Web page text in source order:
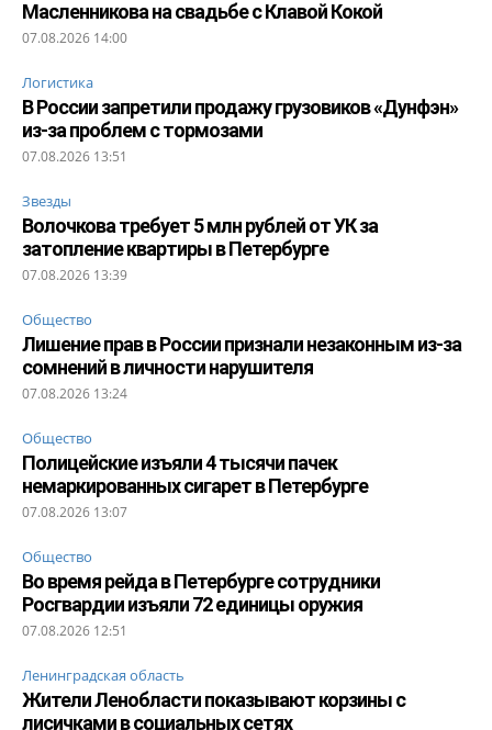
Масленникова на свадьбе с Клавой Кокой
07.08.2026 14:00
Логистика
В России запретили продажу грузовиков «Дунфэн»
из-за проблем с тормозами
07.08.2026 13:51
Звезды
Волочкова требует 5 млн рублей от УК за
затопление квартиры в Петербурге
07.08.2026 13:39
Общество
Лишение прав в России признали незаконным из-за
сомнений в личности нарушителя
07.08.2026 13:24
Общество
Полицейские изъяли 4 тысячи пачек
немаркированных сигарет в Петербурге
07.08.2026 13:07
Общество
Во время рейда в Петербурге сотрудники
Росгвардии изъяли 72 единицы оружия
07.08.2026 12:51
Ленинградская область
Жители Ленобласти показывают корзины с
лисичками в социальных сетях